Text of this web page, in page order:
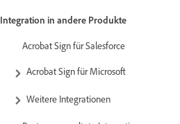
Integration in andere Produkte
Acrobat Sign für Salesforce
Acrobat Sign für Microsoft
Weitere Integrationen